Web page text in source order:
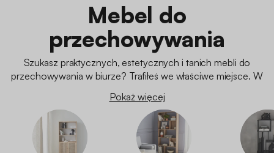
Mebel do
przechowywania
Szukasz praktycznych, estetycznych i tanich mebli do
przechowywania w biurze? Trafiłeś we właściwe miejsce. W
produktywności i spokoju ducha. Nasza oferta mebli do
przechowywania w biurze pasuje do każdego stylu i
przestrzeni: otwarte półki, regały, szafki z szufladami…
Designerskie, funkcjonalne meble w przystępnych cenach.
Pokaż więcej